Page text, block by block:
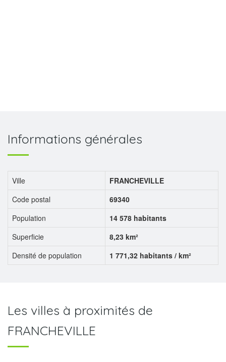
Informations générales
Ville
FRANCHEVILLE
Code postal
69340
Population
14 578 habitants
Superficie
8,23 km²
Densité de population
1 771,32 habitants / km²
Les villes à proximités de
FRANCHEVILLE